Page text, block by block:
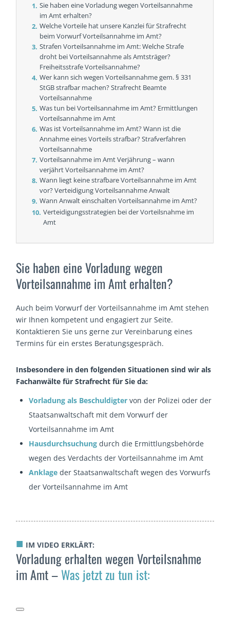
Sie haben eine Vorladung wegen Vorteilsannahme
im Amt erhalten?
Welche Vorteile hat unsere Kanzlei für Strafrecht
beim Vorwurf Vorteilsannahme im Amt?
Strafen Vorteilsannahme im Amt: Welche Strafe
droht bei Vorteilsannahme als Amtsträger?
Freiheitsstrafe Vorteilsannahme?
Wer kann sich wegen Vorteilsannahme gem. § 331
StGB strafbar machen? Strafrecht Beamte
Vorteilsannahme
Was tun bei Vorteilsannahme im Amt? Ermittlungen
Vorteilsannahme im Amt
Was ist Vorteilsannahme im Amt? Wann ist die
Annahme eines Vorteils strafbar? Strafverfahren
Vorteilsannahme
Vorteilsannahme im Amt Verjährung – wann
verjährt Vorteilsannahme im Amt?
Wann liegt keine strafbare Vorteilsannahme im Amt
vor? Verteidigung Vorteilsannahme Anwalt
Wann Anwalt einschalten Vorteilsannahme im Amt?
Verteidigungsstrategien bei der Vorteilsnahme im
Amt
Sie haben eine Vorladung wegen
Vorteilsannahme im Amt erhalten?
Auch beim Vorwurf der Vorteilsannahme im Amt stehen
wir Ihnen kompetent und engagiert zur Seite.
Kontaktieren Sie uns gerne zur Vereinbarung eines
Termins für ein erstes Beratungsgespräch.
Insbesondere in den folgenden Situationen sind wir als
Fachanwälte für Strafrecht für Sie da:
Vorladung als Beschuldigter von der Polizei oder der
Staatsanwaltschaft mit dem Vorwurf der
Vorteilsannahme im Amt
Hausdurchsuchung durch die Ermittlungsbehörde
wegen des Verdachts der Vorteilsannahme im Amt
Anklage der Staatsanwaltschaft wegen des Vorwurfs
der Vorteilsannahme im Amt
■ IM VIDEO ERKLÄRT:
Vorladung erhalten wegen Vorteilsnahme
im Amt –Was jetzt zu tun ist: